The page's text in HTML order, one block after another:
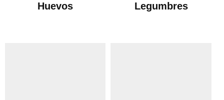
Huevos Legumbres